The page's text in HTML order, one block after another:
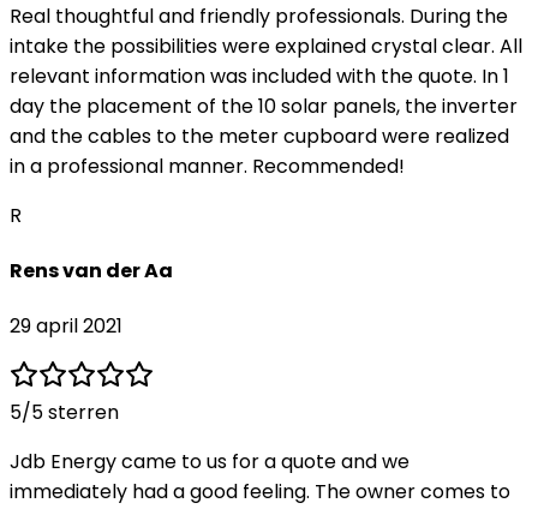
Real thoughtful and friendly professionals. During the
intake the possibilities were explained crystal clear. All
relevant information was included with the quote. In 1
day the placement of the 10 solar panels, the inverter
and the cables to the meter cupboard were realized
in a professional manner. Recommended!
R
Rens van der Aa
29 april 2021
5/5 sterren
Jdb Energy came to us for a quote and we
immediately had a good feeling. The owner comes to